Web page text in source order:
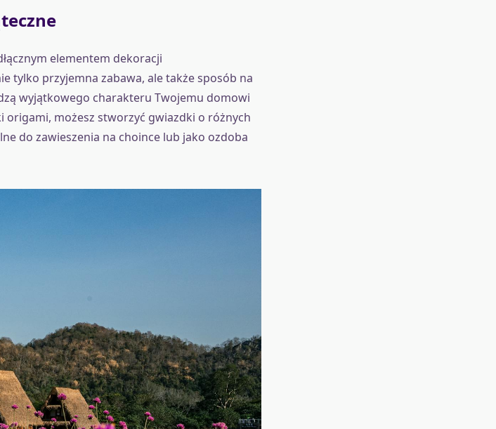
elementem dekoracji
tylko przyjemna zabawa, ale także sposób na
wyjątkowego charakteru Twojemu domowi
origami, możesz stworzyć gwiazdki o różnych
do zawieszenia na choince lub jako ozdoba